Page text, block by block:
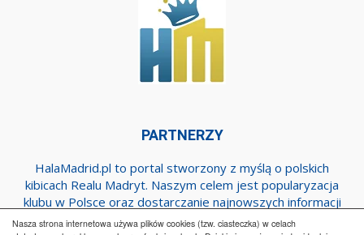
Nasza strona internetowa używa plików cookies (tzw. ciasteczka) w celach
PARTNERZY
HalaMadrid.pl to portal stworzony z myślą o polskich
kibicach Realu Madryt. Naszym celem jest popularyzacja
klubu w Polsce oraz dostarczanie najnowszych informacji
dotyczących zespołu z Estadio Santiago Bernabeu.